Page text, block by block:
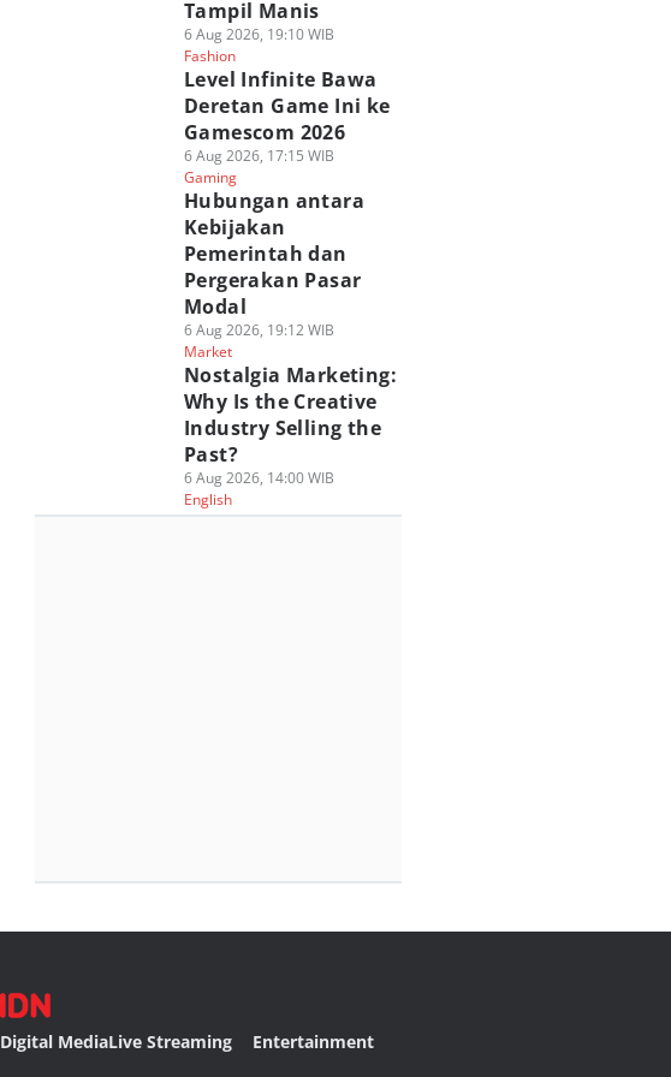
Tampil Manis
6 Aug 2026, 19:10 WIB
Fashion
Level Infinite Bawa
Deretan Game Ini ke
Gamescom 2026
6 Aug 2026, 17:15 WIB
Gaming
Hubungan antara
Kebijakan
Pemerintah dan
Pergerakan Pasar
Modal
6 Aug 2026, 19:12 WIB
Market
Nostalgia Marketing:
Why Is the Creative
Industry Selling the
Past?
6 Aug 2026, 14:00 WIB
English
Digital MediaLive Streaming Entertainment